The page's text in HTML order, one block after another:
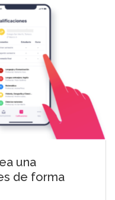
una
de forma